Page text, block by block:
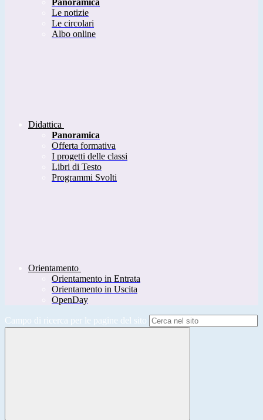
Panoramica
Le notizie
Le circolari
Albo online
Didattica
Panoramica
Offerta formativa
I progetti delle classi
Libri di Testo
Programmi Svolti
Orientamento
Orientamento in Entrata
Orientamento in Uscita
OpenDay
Campo di ricerca per le pagine del sito